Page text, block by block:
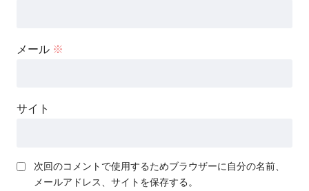
メール ※
サイト
次回のコメントで使用するためブラウザーに自分の名前、
メールアドレス、サイトを保存する。